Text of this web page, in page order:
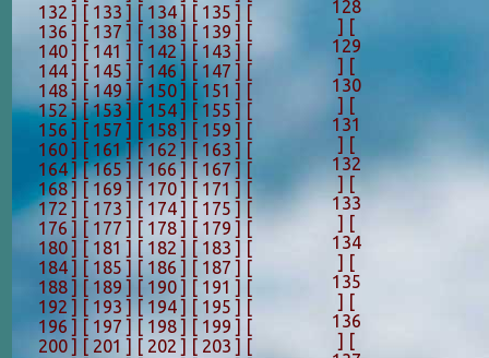
128
] [
129
] [
130
] [
131
] [
132
][
133
] [
134
] [
135
] [
136
] [
132 ] [ 133 ] [ 134 ] [ 135 ] [
136 ] [ 137 ] [ 138 ] [ 139 ] [
140 ] [ 141 ] [ 142 ][ 143 ] [
144 ] [ 145 ] [ 146 ][ 147 ] [
148 ][ 149 ][ 150 ] [ 151 ] [
152 ][ 153 ] [ 154 ] [ 155 ] [
156 ] [ 157 ] [ 158 ] [ 159 ] [
160 ] [ 161 ][ 162 ][ 163 ] [
164 ][ 165 ][ 166 ][ 167 ] [
168 ][ 169 ][ 170 ] [ 171 ] [
172 ] [ 173 ] [ 174 ] [ 175 ] [
176 ] [ 177 ] [ 178 ] [ 179 ] [
180 ] [ 181 ] [ 182 ] [ 183 ] [
184 ] [ 185 ] [ 186 ] [ 187 ] [
188 ] [ 189 ] [ 190 ] [ 191 ] [
192 ] [ 193 ] [ 194 ] [ 195 ] [
196 ] [ 197 ] [ 198 ] [ 199 ] [
200 ] [ 201 ] [ 202 ] [ 203 ] [